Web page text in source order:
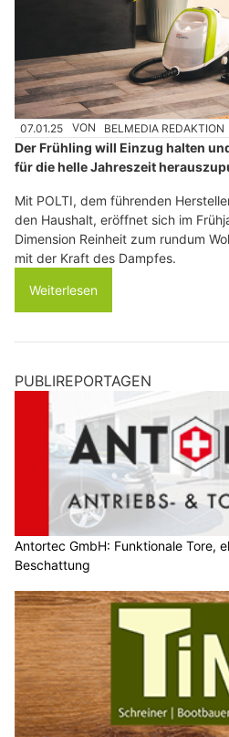
07.01.25 VON BELMEDIA REDAKTION
Der Frühling will Einzug halten
für die helle Jahreszeit
Mit POLTI, dem führenden
den Haushalt, eröffnet sich im
Dimension Reinheit zum rundum
mit der Kraft des Dampfes.
Weiterlesen
PUBLIREPORTAGEN
Antortec GmbH: Funktionale Tore,
Beschattung